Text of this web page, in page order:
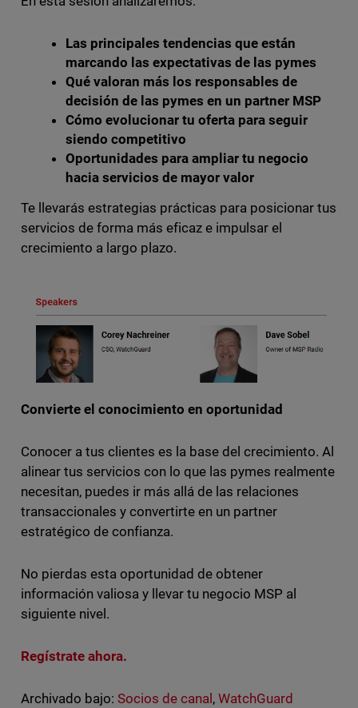
Las principales tendencias que están
marcando las expectativas de las pymes
Qué valoran más los responsables de
decisión de las pymes en un partner MSP
Cómo evolucionar tu oferta para seguir
siendo competitivo
Oportunidades para ampliar tu negocio
hacia servicios de mayor valor
Te llevarás estrategias prácticas para posicionar tus
servicios de forma más eficaz e impulsar el
crecimiento a largo plazo.
Convierte el conocimiento en oportunidad
Conocer a tus clientes es la base del crecimiento. Al
alinear tus servicios con lo que las pymes realmente
necesitan, puedes ir más allá de las relaciones
transaccionales y convertirte en un partner
estratégico de confianza.
No pierdas esta oportunidad de obtener
información valiosa y llevar tu negocio MSP al
siguiente nivel.
Regístrate ahora.
Archivado bajo: Socios de canal ,WatchGuard